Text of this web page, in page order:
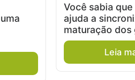
Você sabia
ajuda a
maturação dos
Leia